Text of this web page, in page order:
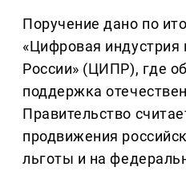
Поручение дано по
«Цифровая
России» (ЦИПР), где
поддержка
Правительство
продвижения
льготы и на